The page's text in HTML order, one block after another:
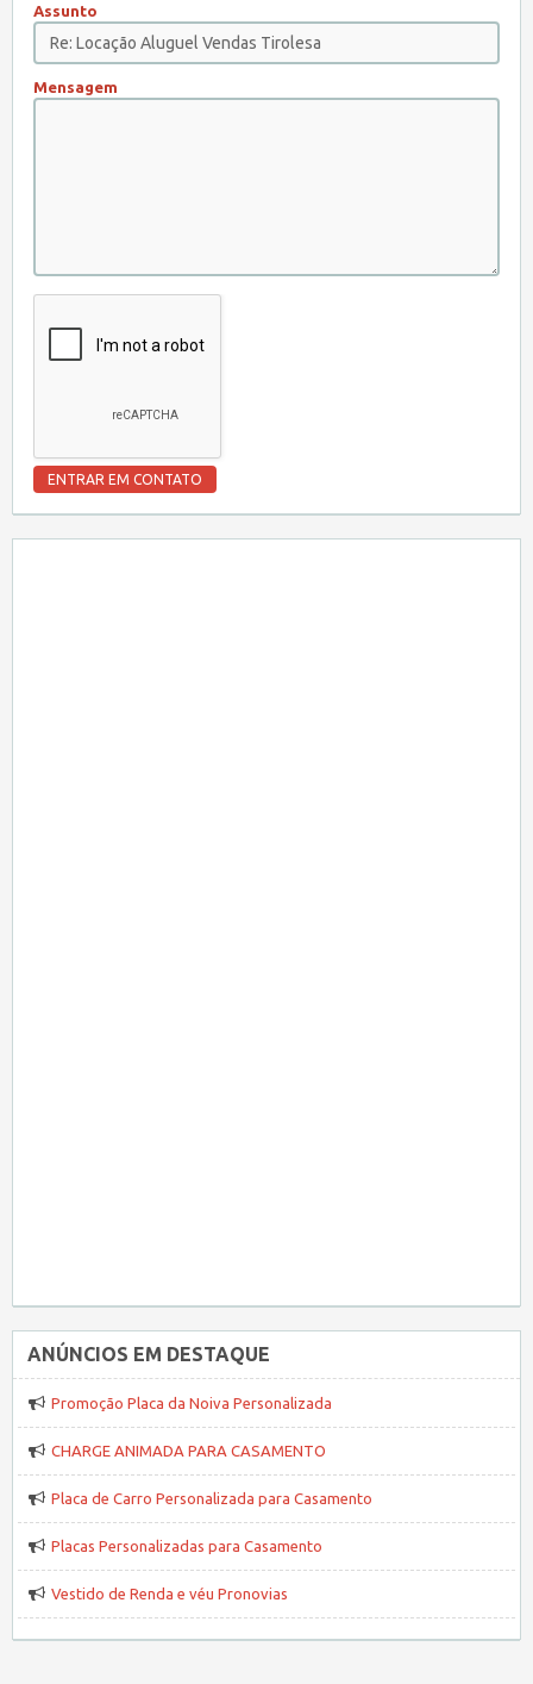
Assunto
Mensagem
ANÚNCIOS EM DESTAQUE
Promoção Placa da Noiva Personalizada
CHARGE ANIMADA PARA CASAMENTO
Placa de Carro Personalizada para Casamento
Placas Personalizadas para Casamento
Vestido de Renda e véu Pronovias